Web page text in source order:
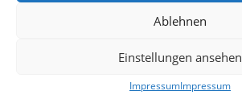
Ablehnen
Einstellungen ansehen
ImpressumImpressum